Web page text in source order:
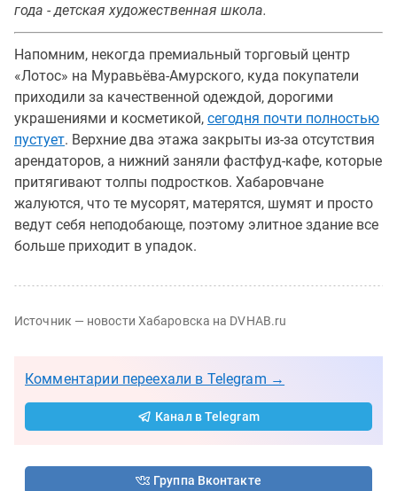
года - детская художественная школа.
Напомним, некогда премиальный торговый центр
«Лотос» на Муравьёва-Амурского, куда покупатели
приходили за качественной одеждой, дорогими
украшениями и косметикой, сегодня почти полностью
пустует. Верхние два этажа закрыты из-за отсутствия
арендаторов, а нижний заняли фастфуд-кафе, которые
притягивают толпы подростков. Хабаровчане
жалуются, что те мусорят, матерятся, шумят и просто
ведут себя неподобающе, поэтому элитное здание все
больше приходит в упадок.
Источник — новости Хабаровска на DVHAB.ru
Комментарии переехали в Telegram →
Канал в Telegram
Группа Вконтакте